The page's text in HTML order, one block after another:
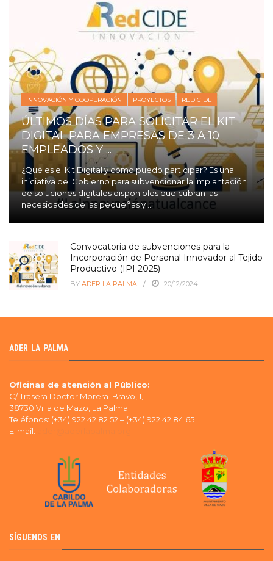
INNOVACIÓN Y COOPERACIÓN PROYECTOS RED CIDE
ÚLTIMOS DÍAS PARA SOLICITAR EL KIT
DIGITAL PARA EMPRESAS DE 3 A 10
EMPLEADOS Y ...
¿Qué es el Kit Digital y cómo puedo participar? Es una
iniciativa del Gobierno para subvencionar la implantación
de soluciones digitales disponibles que cubran las
necesidades de las pequeñas y ...
Convocatoria de subvenciones para la
Incorporación de Personal Innovador al Tejido
Productivo (IPI 2025)
BY ADER LA PALMA 20/12/2024
ADER LA PALMA
Oficinas de atención al Público:
C/ Trasera Doctor Morera Bravo, 1,
38730 Villa de Mazo, La Palma.
Teléfonos: (+34) 922 42 82 52 – (+34) 922 42 84 65
E-mail:
SÍGUENOS EN